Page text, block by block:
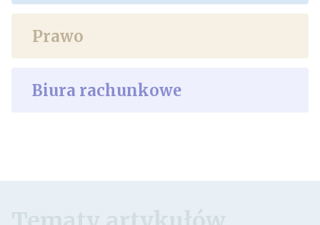
Prawo
Biura rachunkowe